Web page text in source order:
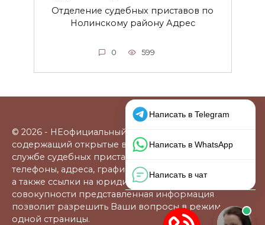
Отделение судебных приставов по
Нолинскому району Адрес
0 599
© 2026 - НЕофициальный информационный сайт,
содержащий открытые выверенные данные о
службе судебных приставов: официальные сайты,
телефоны, адреса, графики работы, схемы проезда,
а также ссылки на юридические фирмы. В
совокупности представленная информация
позволит разрешить Ваши вопросы в режиме
одной страницы.